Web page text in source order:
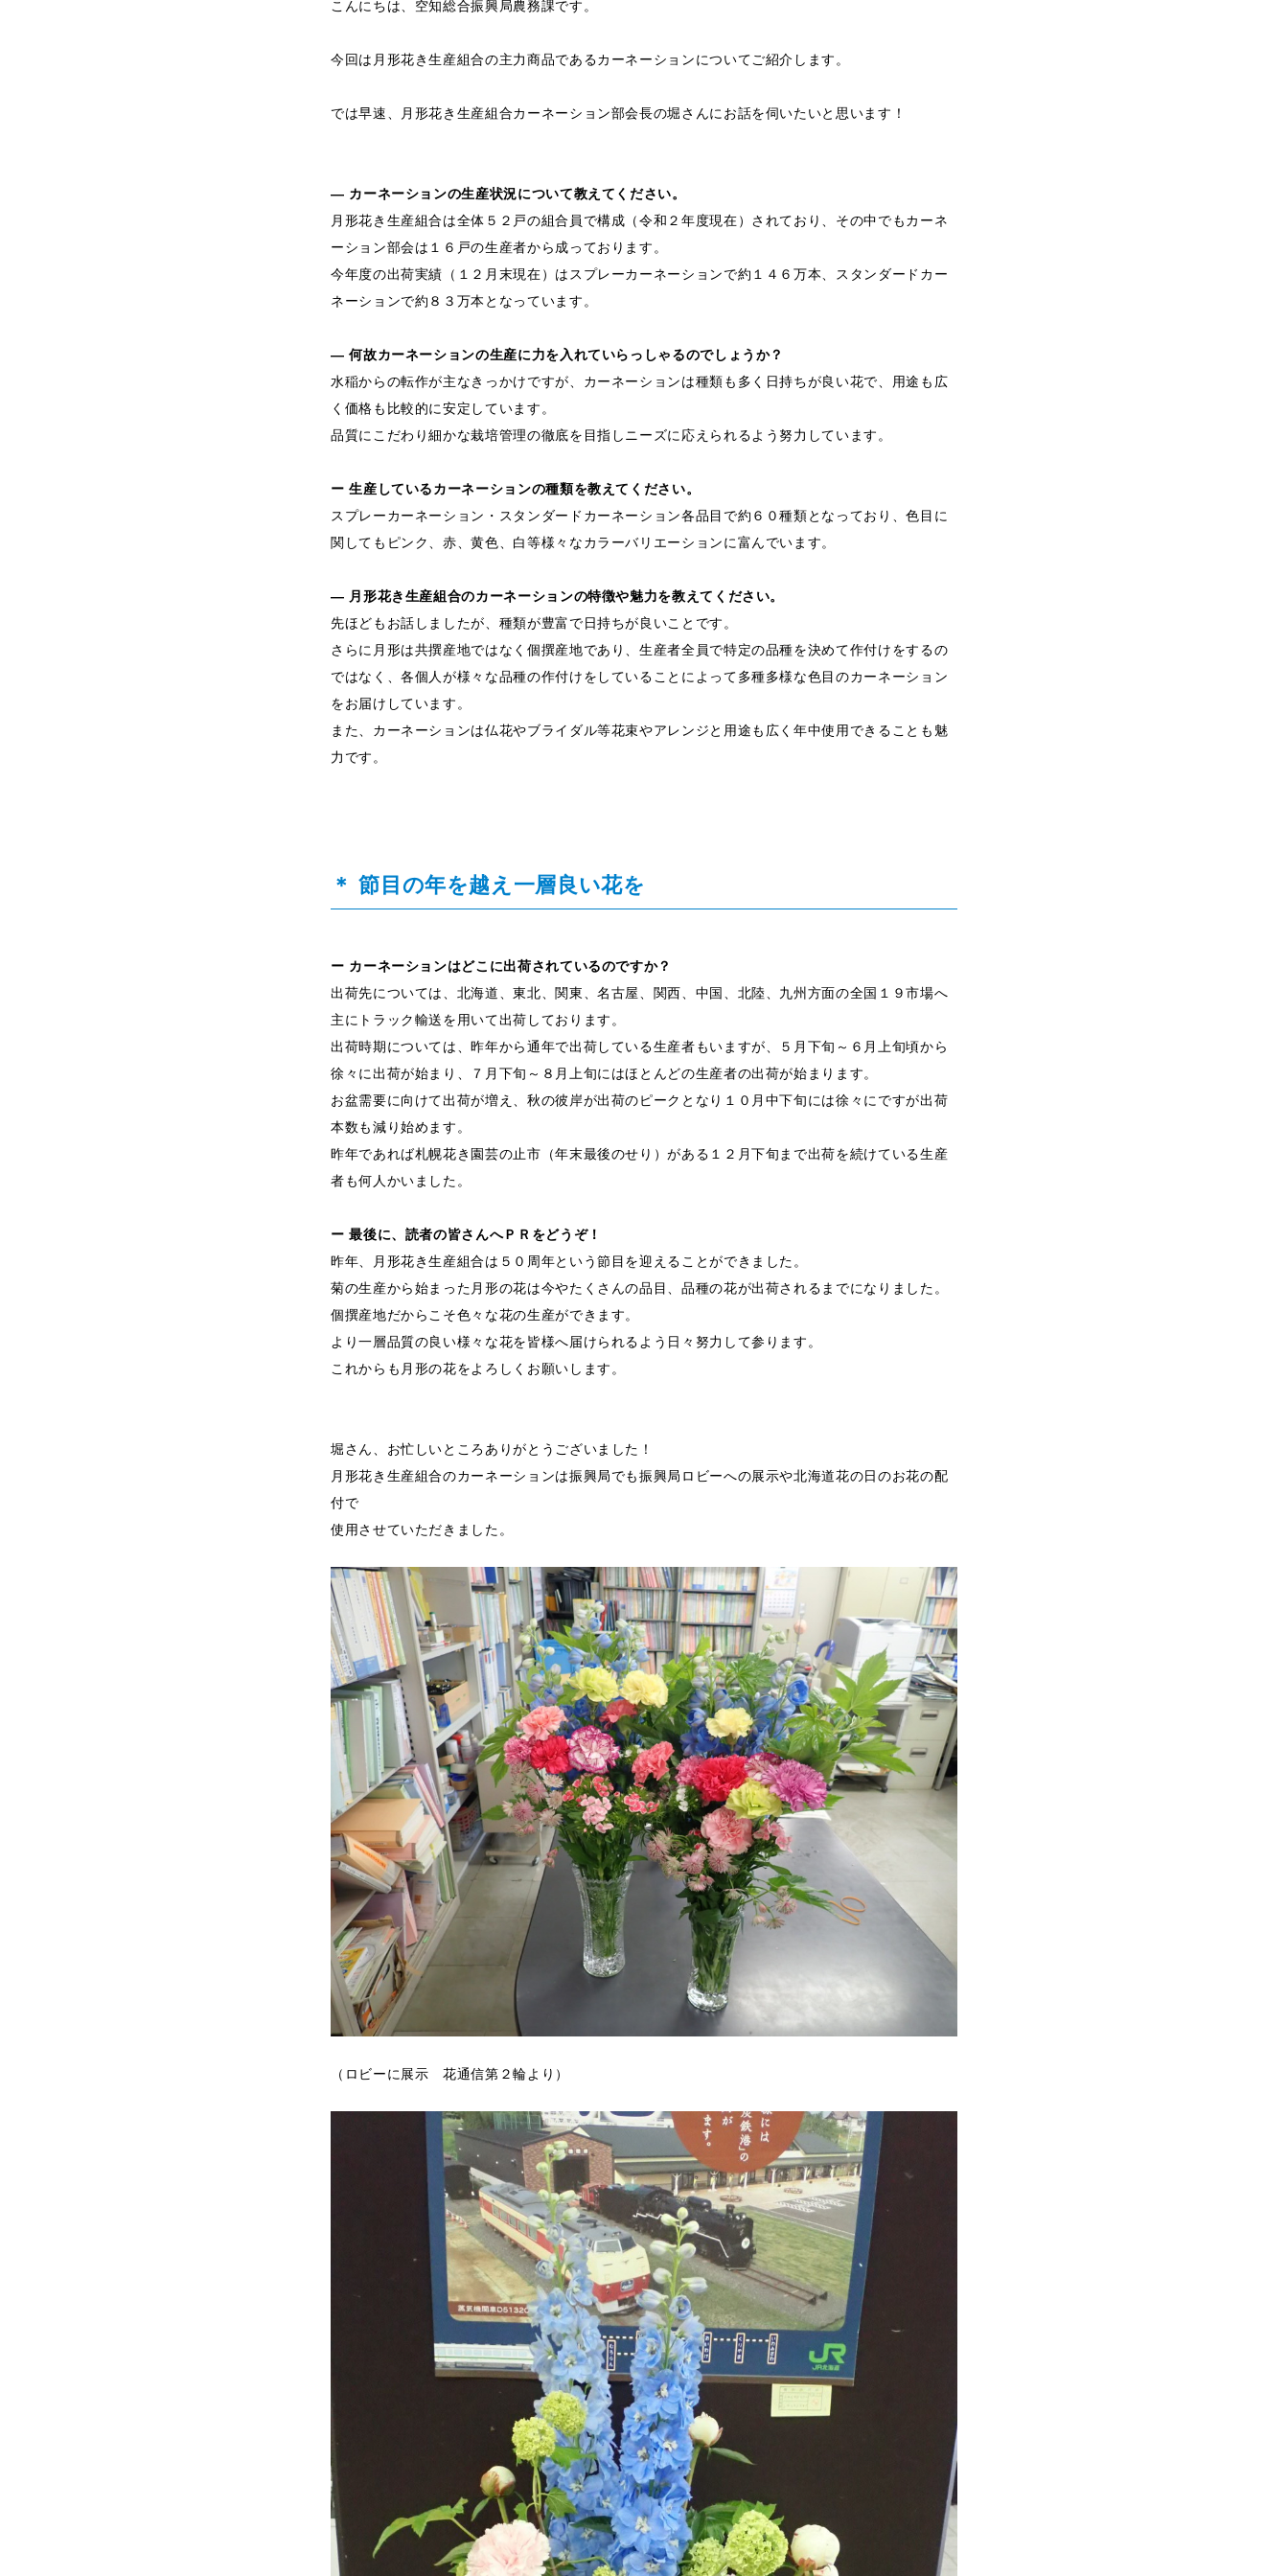
こんにちは、空知総合振興局農務課です。
今回は月形花き生産組合の主力商品であるカーネーションについてご紹介します。
では早速、月形花き生産組合カーネーション部会長の堀さんにお話を伺いたいと思います！
― カーネーションの生産状況について教えてください。
月形花き生産組合は全体５２戸の組合員で構成（令和２年度現在）されており、その中でもカーネ
ーション部会は１６戸の生産者から成っております。
今年度の出荷実績（１２月末現在）はスプレーカーネーションで約１４６万本、スタンダードカー
ネーションで約８３万本となっています。
― 何故カーネーションの生産に力を入れていらっしゃるのでしょうか？
水稲からの転作が主なきっかけですが、カーネーションは種類も多く日持ちが良い花で、用途も広
く価格も比較的に安定しています。
品質にこだわり細かな栽培管理の徹底を目指しニーズに応えられるよう努力しています。
ー 生産しているカーネーションの種類を教えてください。
スプレーカーネーション・スタンダードカーネーション各品目で約６０種類となっており、色目に
関してもピンク、赤、黄色、白等様々なカラーバリエーションに富んでいます。
― 月形花き生産組合のカーネーションの特徴や魅力を教えてください。
先ほどもお話しましたが、種類が豊富で日持ちが良いことです。
さらに月形は共撰産地ではなく個撰産地であり、生産者全員で特定の品種を決めて作付けをするの
ではなく、各個人が様々な品種の作付けをしていることによって多種多様な色目のカーネーション
をお届けしています。
また、カーネーションは仏花やブライダル等花束やアレンジと用途も広く年中使用できることも魅
力です。
＊ 節目の年を越え一層良い花を
ー カーネーションはどこに出荷されているのですか？
出荷先については、北海道、東北、関東、名古屋、関西、中国、北陸、九州方面の全国１９市場へ
主にトラック輸送を用いて出荷しております。
出荷時期については、昨年から通年で出荷している生産者もいますが、５月下旬～６月上旬頃から
徐々に出荷が始まり、７月下旬～８月上旬にはほとんどの生産者の出荷が始まります。
お盆需要に向けて出荷が増え、秋の彼岸が出荷のピークとなり１０月中下旬には徐々にですが出荷
本数も減り始めます。
昨年であれば札幌花き園芸の止市（年末最後のせり）がある１２月下旬まで出荷を続けている生産
者も何人かいました。
ー 最後に、読者の皆さんへＰＲをどうぞ！
昨年、月形花き生産組合は５０周年という節目を迎えることができました。
菊の生産から始まった月形の花は今やたくさんの品目、品種の花が出荷されるまでになりました。
個撰産地だからこそ色々な花の生産ができます。
より一層品質の良い様々な花を皆様へ届けられるよう日々努力して参ります。
これからも月形の花をよろしくお願いします。
堀さん、お忙しいところありがとうございました！
月形花き生産組合のカーネーションは振興局でも振興局ロビーへの展示や北海道花の日のお花の配
付で
使用させていただきました。
（ロビーに展示花通信第２輪 より）